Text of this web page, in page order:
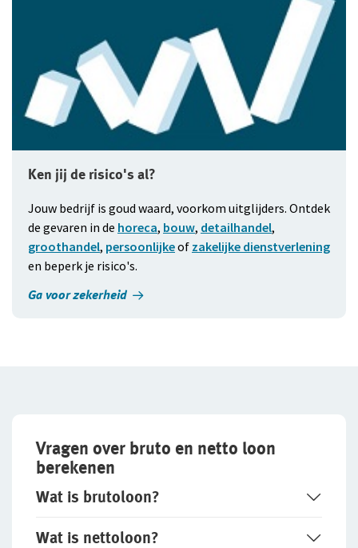
Ken jij de risico's al?
Jouw bedrijf is goud waard, voorkom uitglijders. Ontdek
de gevaren in de horeca, bouw, detailhandel,
groothandel, persoonlijkeof zakelijke dienst­verlening
en beperk je risico's.
Ga voor zekerheid
Vragen over bruto en netto loon
berekenen
Wat is brutoloon?
Wat is nettoloon?